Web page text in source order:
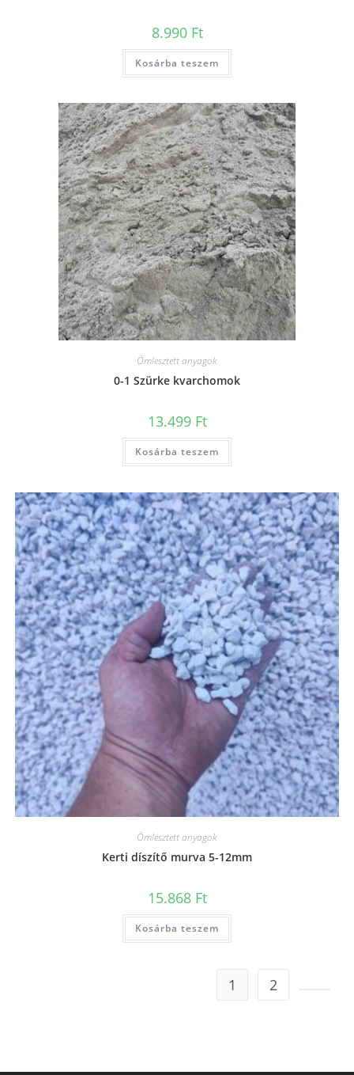
8.990 Ft
Kosárba teszem
Ömlesztett anyagok
0-1 Szürke kvarchomok
13.499 Ft
Kosárba teszem
Ömlesztett anyagok
Kerti díszítő murva 5-12mm
15.868 Ft
Kosárba teszem
1 2